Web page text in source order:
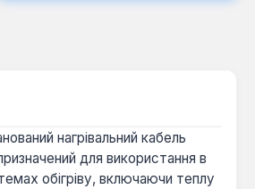
нагрівальний кабель
для використання в
обігріву, включаючи теплу